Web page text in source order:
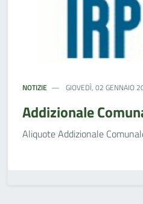
NOTIZIE GIOVEDÌ, 02 GENNAIO
Addizionale
Aliquote Addizionale